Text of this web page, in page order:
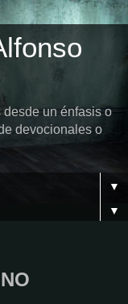
desde un énfasis o
devocionales o
▼
▼